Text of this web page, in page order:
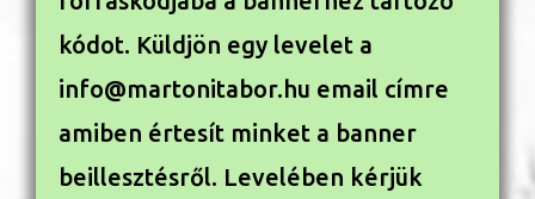
kódot. Küldjön egy levelet a
info@martonitabor.hu email címre
amiben értesít minket a banner
beillesztésről. Levelében kérjük